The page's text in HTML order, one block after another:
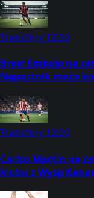
Transfery 12:30
Breel Embolo na
Napastnik może
Transfery 12:00
Carlos Martín na
klubu z Wysp